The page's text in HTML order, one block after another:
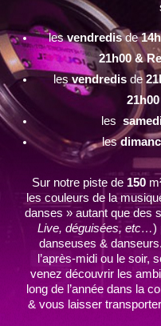
lesvendredisde
21h00 &
lesvendredisde
les
les
Sur notre piste de 150
les couleurs de la
danses » autant que des
Live, déguisées, etc…)
danseuses &
l’après-midi ou le soir,
venez découvrir les
long de l’année dans la
& vous laisser